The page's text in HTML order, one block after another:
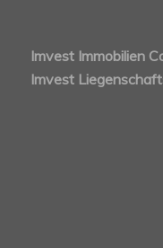
Imvest Immobilien
Imvest